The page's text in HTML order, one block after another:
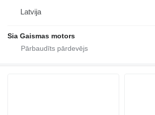
Latvija
Sia Gaismas motors